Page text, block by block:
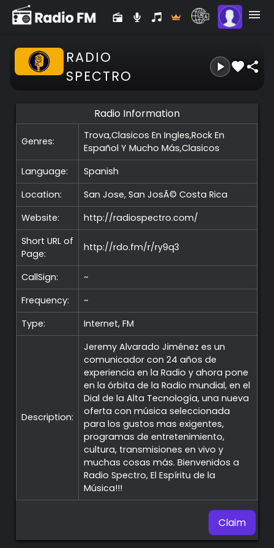
RADIO
SPECTRO
Radio Information
Genres:
Trova,Clasicos En Ingles,Rock En
Español Y Mucho Más,Clasicos
Language:
Spanish
Location:
San Jose, San JosÃ©Costa Rica
Website:
http://radiospectro.com/
Short URL of
Page:
http://rdo.fm/r/ry9q3
CallSign:
~
Frequency:
~
Type:
Internet, FM
Description:
Jeremy Alvarado Jiménez es un
comunicador con 24 años de
experiencia en la Radio y ahora pone
en la órbita de la Radio mundial, en el
Dial de la Alta Tecnología, una nueva
oferta con música seleccionada
para los gustos mas exigentes,
programas de entretenimiento,
cultura, transmisiones en vivo y
muchas cosas más. Bienvenidos a
Radio Spectro, El Espíritu de la
Música!!!
Claim